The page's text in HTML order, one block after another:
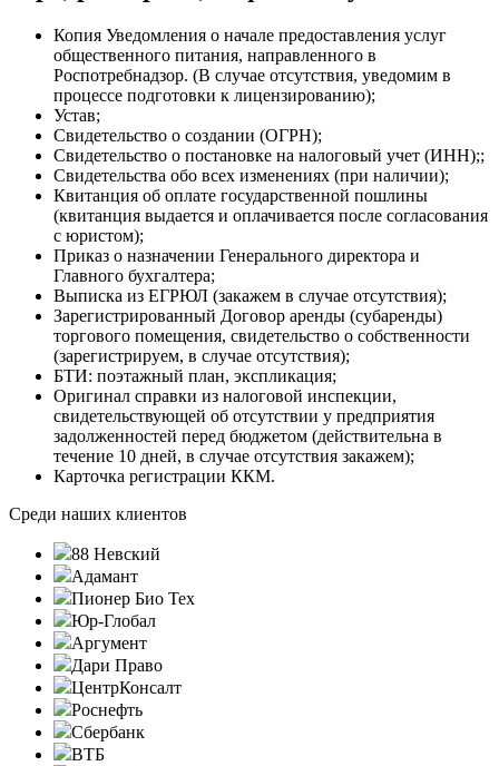
Копия Уведомления о начале предоставления услуг
общественного питания, направленного в
Роспотребнадзор. (В случае отсутствия, уведомим в
процессе подготовки к лицензированию);
Устав;
Свидетельство о создании (ОГРН);
Свидетельство о постановке на налоговый учет (ИНН);;
Свидетельства обо всех изменениях (при наличии);
Квитанция об оплате государственной пошлины
(квитанция выдается и оплачивается после согласования
с юристом);
Приказ о назначении Генерального директора и
Главного бухгалтера;
Выписка из ЕГРЮЛ (закажем в случае отсутствия);
Зарегистрированный Договор аренды (субаренды)
торгового помещения, свидетельство о собственности
(зарегистрируем, в случае отсутствия);
БТИ: поэтажный план, экспликация;
Оригинал справки из налоговой инспекции,
свидетельствующей об отсутствии у предприятия
задолженностей перед бюджетом (действительна в
течение 10 дней, в случае отсутствия закажем);
Карточка регистрации ККМ.
Среди наших клиентов
88 Невский
Адамант
Пионер Био Тех
Юр-Глобал
Аргумент
Дари Право
ЦентрКонсалт
Роснефть
Сбербанк
ВТБ